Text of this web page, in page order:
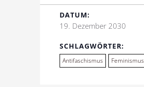
DATUM:
19. Dezember 2030
SCHLAGWÖRTER:
Antifaschismus Feminismus